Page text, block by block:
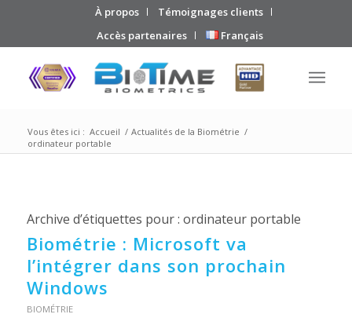
À propos
Témoignages clients
Accès partenaires
Français
Vous êtes ici : Accueil / Actualités de la Biométrie /
ordinateur portable
Archive d’étiquettes pour : ordinateur portable
Biométrie : Microsoft va
l’intégrer dans son prochain
Windows
BIOMÉTRIE